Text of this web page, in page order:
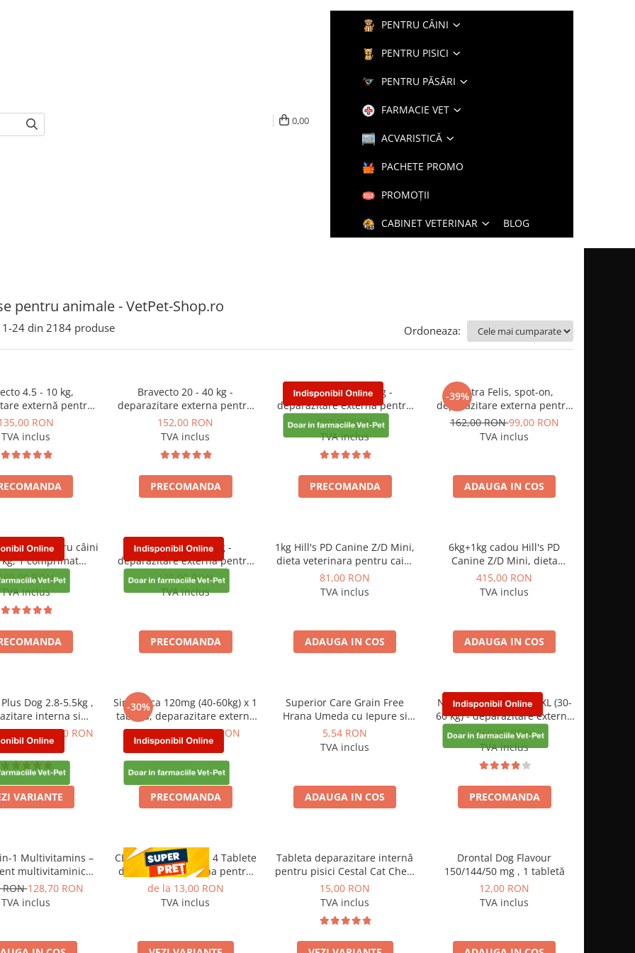
0,00
PENTRU CÂINI
PENTRU PISICI
PENTRU PĂSĂRI
FARMACIE VET
ACVARISTICĂ
PACHETE PROMO
PROMOȚII
CABINET VETERINAR BLOG
pentru animale - VetPet-Shop.ro
1-24 din 2184 produse Ordoneaza:
- 10 kg,
externă pentru
câiniRON
TVA inclus
Bravecto 20 - 40 kg -
deparazitare externa pentru
caini
152,00 RON
TVA inclus
PRECOMANDA
Bravecto 10 - 20 kg -
deparazitare externa pentru
caini
137,00 RON
TVA inclus
PRECOMANDA
-39%
Vectra Felis, spot-on,
deparazitare externa pentru
pisici, 3 pipete
162,00 RON99,00 RON
TVA inclus
ADAUGA IN COS
mg pentru câini
kg, 1 comprimat
deparazitare
puricilor și
12 săptămâni
RON
TVA inclus
Bravecto 2 - 4,5 kg -
deparazitare externa pentru
caini
125,00 RON
TVA inclus
PRECOMANDA
1kg Hill's PD Canine Z/D Mini,
dieta veterinara pentru caini
cu probleme dermatologice
81,00 RON
TVA inclus
ADAUGA IN COS
6kg+1kg cadou Hill's PD
Canine Z/D Mini, dieta
veterinara pentru caini cu
probleme dermatologice
415,00 RON
TVA inclus
ADAUGA IN COS
Dog 2.8-5.5kg ,
interna si
caini, 3 pastile
de la 90,00 RON
TVA inclus
VARIANTE
-30%
Simparica 120mg (40-60kg) x 1
tableta, deparazitare externa
pentru caini
100,00 RON70,00 RON
TVA inclus
PRECOMANDA
Superior Care Grain Free
Hrana Umeda cu Iepure si
Krill in Sos 85 Gr
5,54 RON
TVA inclus
ADAUGA IN COS
Nexgard Spectra Dog XL (30-
60 kg) - deparazitare externă
pentru câini, cutie cu 3
tablete
260,00 RON
TVA inclus
PRECOMANDA
1 Multivitamins –
multivitaminic
pentru câini, 60 de
masticabile moi,
imunitate și s
RON128,70 RON
TVA inclus
CESTAL PLUS CHEW, 4 Tablete
deparazitare interna pentru
caini
de la 13,00 RON
TVA inclus
Tableta deparazitare internă
pentru pisici Cestal Cat Chew
2 comprimate
15,00 RON
TVA inclus
Drontal Dog Flavour
150/144/50 mg , 1 tabletă
12,00 RON
TVA inclus